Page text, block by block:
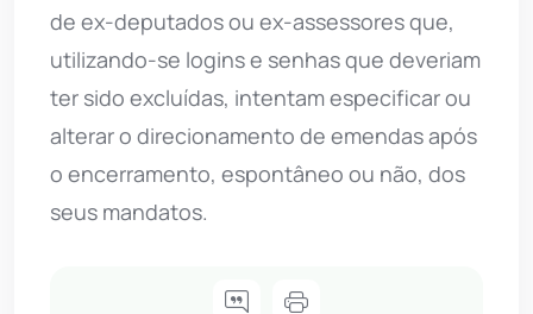
de ex-deputados ou ex-assessores que,
utilizando-se logins e senhas que deveriam
ter sido excluídas, intentam especificar ou
alterar o direcionamento de emendas após
o encerramento, espontâneo ou não, dos
seus mandatos.